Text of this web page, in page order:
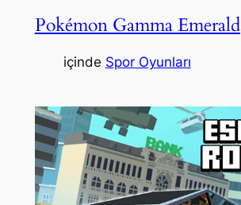
Pokémon Gamma Emerald
içinde Spor Oyunları